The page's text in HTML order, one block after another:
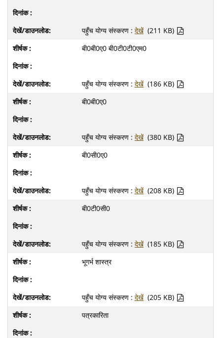
पहुँच योग्य संस्करण : देखें (211 KB)
बी0बी0ए0 बी0टी0टी0एम0
पहुँच योग्य संस्करण : देखें (186 KB)
बी0बी0ए0
पहुँच योग्य संस्करण : देखें (380 KB)
बी0सी0ए0
पहुँच योग्य संस्करण : देखें (208 KB)
बी0टी0सी0
पहुँच योग्य संस्करण : देखें (185 KB)
भूगर्भ शास्त्र
पहुँच योग्य संस्करण : देखें (205 KB)
पत्रकारिता